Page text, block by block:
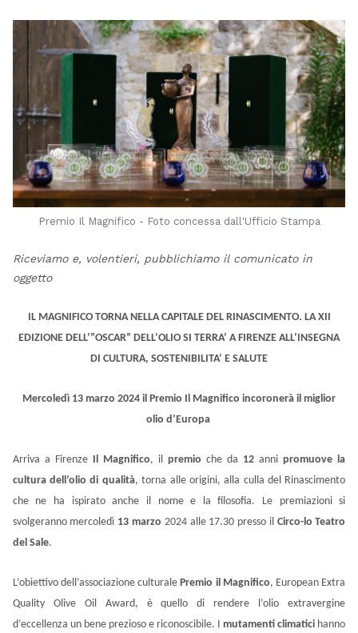
Premio Il Magnifico - Foto concessa dall'Ufficio Stampa
Riceviamo e, volentieri, pubblichiamo il comunicato in
oggetto
IL MAGNIFICO TORNA NELLA CAPITALE DEL RINASCIMENTO. LA XII
EDIZIONE DELL’”OSCAR” DELL’OLIO SI TERRA’ A FIRENZE ALL’INSEGNA
DI CULTURA, SOSTENIBILITA’ E SALUTE
Mercoledì 13 marzo 2024 il Premio Il Magnifico incoronerà il miglior
olio d’Europa
Arriva a Firenze Il Magnifico, ilpremio che da 12 annipromuove la
cultura dell’olio di qualità, torna alle origini, alla culla del Rinascimento
che ne ha ispirato anche il nome e la filosofia. Le premiazioni si
svolgeranno mercoledì 13 marzo 2024 alle 17.30 presso ilCirco-loTeatro
del Sale.
L’obiettivo dell’associazione culturalePremio il Magnifico, European Extra
Quality Olive Oil Award, è quello di rendere l’olio extravergine
d’eccellenza un bene prezioso e riconoscibile. I mutamenti climatici hanno